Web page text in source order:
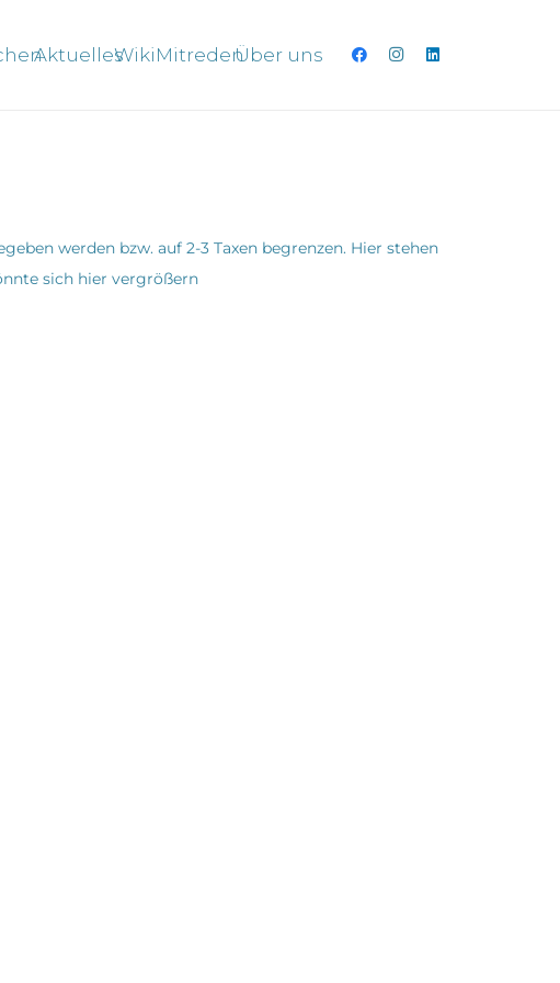
AktuellesWiki MitredenÜber uns
werden bzw. auf 2-3 Taxen begrenzen. Hier stehen
sich hier vergrößern